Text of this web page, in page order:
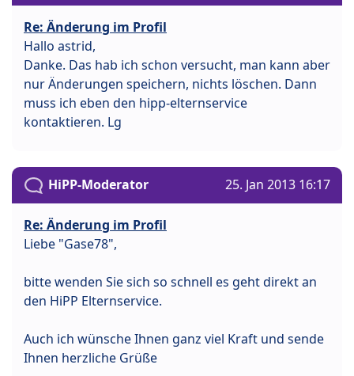
Re: Änderung im Profil
Hallo astrid,
Danke. Das hab ich schon versucht, man kann aber
nur Änderungen speichern, nichts löschen. Dann
muss ich eben den hipp-elternservice
kontaktieren. Lg
HiPP-Moderator 25. Jan 2013 16:17
Re: Änderung im Profil
Liebe "Gase78",
bitte wenden Sie sich so schnell es geht direkt an
den HiPP Elternservice.
Auch ich wünsche Ihnen ganz viel Kraft und sende
Ihnen herzliche Grüße